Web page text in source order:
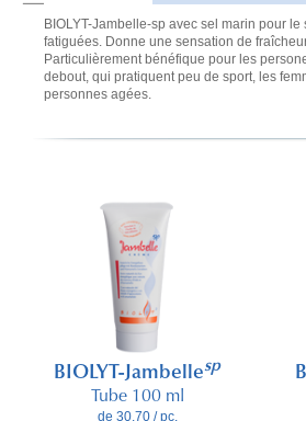
BIOLYT-Jambelle-sp avec sel marin pour
fatiguées. Donne une sensation de
Particulièrement bénéfique pour les
debout, qui pratiquent peu de sport, les
personnes agées.
BIOLYT-Jambellesp
Tube 100 ml
de 30.70 / pc.